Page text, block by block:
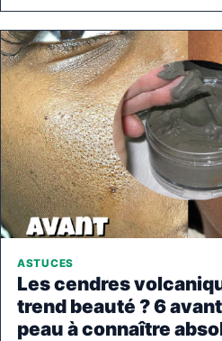
ASTUCES
Les cendres
trend beauté ? 6
peau à connaître